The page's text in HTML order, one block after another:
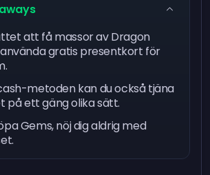
att få massor av Dragon
gratis presentkort för
metoden kan du också tjäna
på ett gäng olika sätt.
Gems, nöj dig aldrig med